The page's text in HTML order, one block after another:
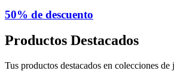
50% de descuento
Productos Destacados
Tus productos destacados en colecciones